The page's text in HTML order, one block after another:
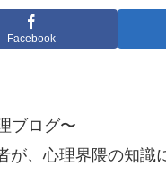
Facebook
ブログ〜
、心理界隈の知識